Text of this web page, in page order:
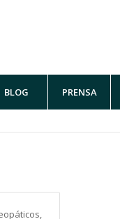
BLOG PRENSA